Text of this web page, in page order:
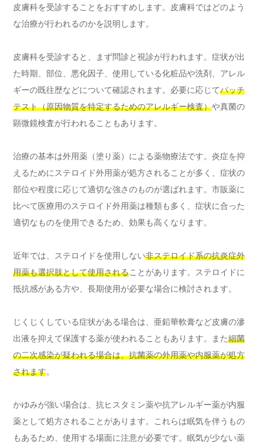
皮膚科を受診することをおすすめします。皮膚科ではどのよう
な治療が行われるのかを説明します。
皮膚科を受診すると、まず問診と視診が行われます。症状が出
た時期、部位、悪化因子、使用している化粧品や洗剤、アレル
ギーの既往歴などについて確認されます。必要に応じてパッチ
テスト（原因物質を特定するためのアレルギー検査）や真菌の
顕微鏡検査が行われることもあります。
治療の基本は外用薬（塗り薬）による薬物療法です。炎症を抑
えるためにステロイド外用薬が処方されることが多く、症状の
部位や程度に応じて適切な強さのものが選ばれます。市販薬に
比べて医療用のステロイド外用薬は種類も多く、症状に合った
適切なものを使用できるため、効果も高くなります。
近年では、ステロイドを使用しない非ステロイド系の抗炎症外
用薬も選択肢として使用されることがあります。ステロイドに
抵抗感がある方や、長期使用が必要な場合に検討されます。
じくじくしている症状がある場合は、亜鉛華軟膏など皮膚の滲
出液を抑えて保護する薬が使われることもあります。また細菌
の二次感染が疑われる場合は、抗菌薬の外用薬や内服薬が処方
されます。
かゆみが強い場合は、抗ヒスタミン薬や抗アレルギー薬が内服
薬として処方されることがあります。これらは眠気を伴うもの
もあるため、使用する場面に注意が必要です。眠気が少ない薬